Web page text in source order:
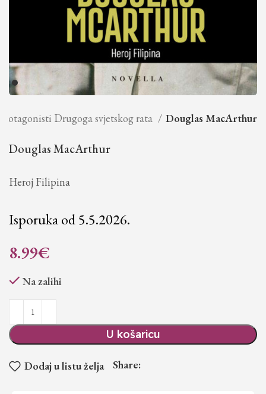
Drugoga svjetskog rata Douglas MacArthur
Douglas MacArthur
Heroj Filipina
Isporuka od 5.5.2026.
8.99€
Na zalihi
U košaricu
Dodaj u listu želja Share: